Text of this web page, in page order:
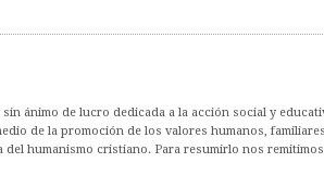
ánimo de lucro dedicada a la acción social y
de la promoción de los valores humanos,
humanismo cristiano. Para resumirlo nos